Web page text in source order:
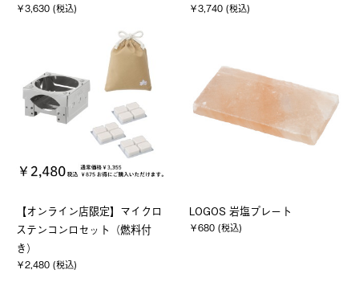
￥3,630 (税込) ￥3,740 (税込)
【オンライン店限定】マイクロ
ステンコンロセット（燃料付
き）
￥2,480 (税込)
LOGOS 岩塩プレート
￥680 (税込)